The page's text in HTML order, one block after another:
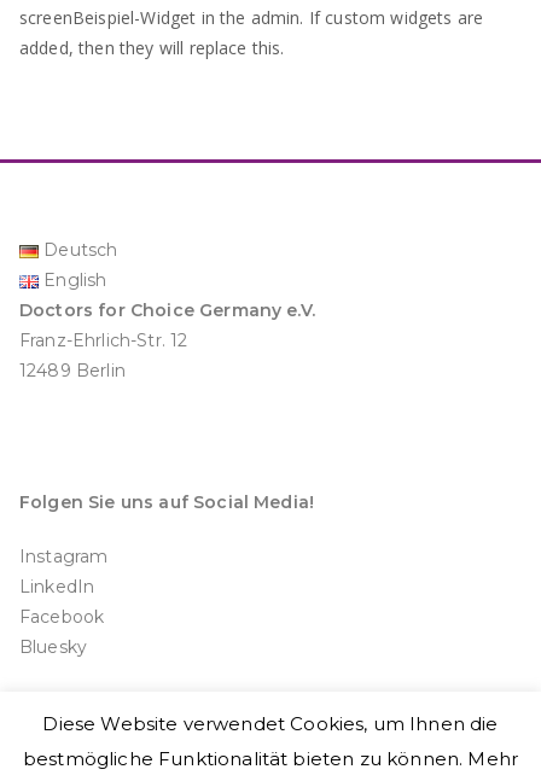
screenBeispiel-Widget in the admin. If custom widgets are
added, then they will replace this.
Deutsch
English
Doctors for Choice Germany e.V.
Franz-Ehrlich-Str. 12
12489 Berlin
Folgen Sie uns auf Social Media!
Instagram
LinkedIn
Facebook
Bluesky
Diese Website verwendet Cookies, um Ihnen die
bestmögliche Funktionalität bieten zu können. Mehr